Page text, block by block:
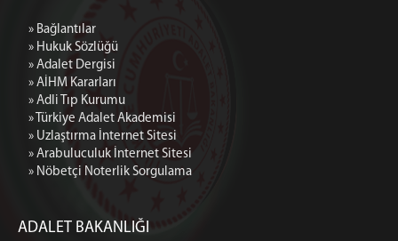
Adalet Komisyonu Kalemi
MAHKEMELER
Hukuk Mahkemeleri
1. Asliye Hukuk Mahkemesi
2. Asliye Hukuk Mahkemesi (Aile Mahkemesi)
3. Asliye Hukuk Mahkemesi
Kadastro Mahkemesi
» Bağlantılar
» Hukuk Sözlüğü
» Adalet Dergisi
» AİHM Kararları
» Adli Tıp Kurumu
» Türkiye Adalet Akademisi
» Uzlaştırma İnternet Sitesi
» Arabuluculuk İnternet Sitesi
» Nöbetçi Noterlik Sorgulama
ADALET BAKANLIĞI